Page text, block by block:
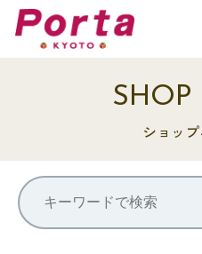
SHOP
ショッ